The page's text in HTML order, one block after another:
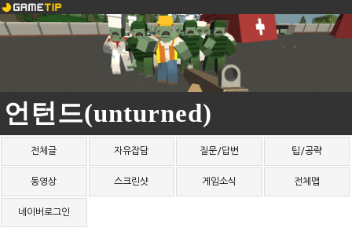
언턴드(unturned)
전체글 자유잡담 질문/답변 팁/공략
동영상 스크린샷 게임소식 전체맵
네이버로그인